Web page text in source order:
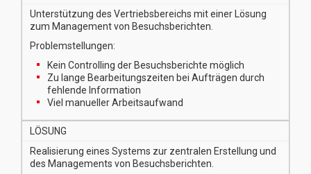
Unterstützung des Vertriebsbereichs mit einer Lösung
zum Management von Besuchsberichten.
Problemstellungen:
Kein Controlling der Besuchsberichte möglich
Zu lange Bearbeitungszeiten bei Aufträgen durch
fehlende Information
Viel manueller Arbeitsaufwand
LÖSUNG
Realisierung eines Systems zur zentralen Erstellung und
des Managements von Besuchsberichten.